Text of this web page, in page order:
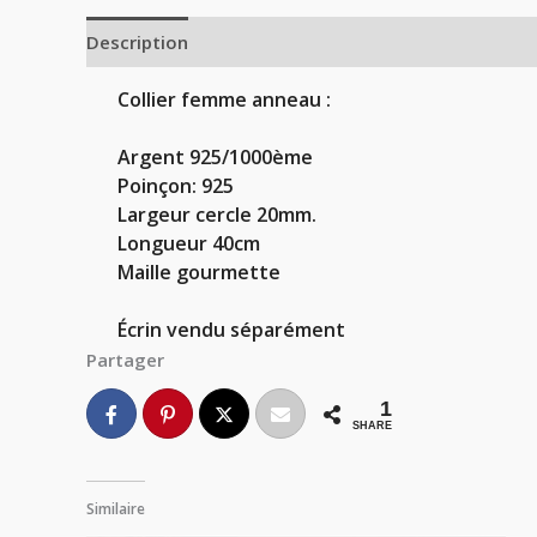
Description
Collier femme anneau :
Argent 925/1000ème
Poinçon: 925
Largeur cercle 20mm.
Longueur 40cm
Maille gourmette
Partager
1
SHARE
Similaire